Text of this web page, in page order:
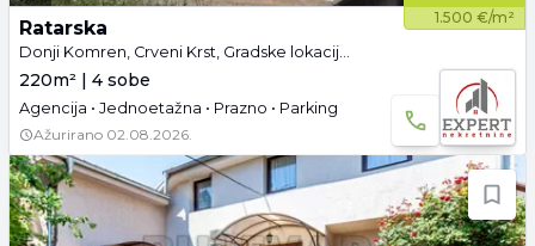
1.500 €/m²
Ratarska
Donji Komren, Crveni Krst, Gradske lokacije, Niš
220m² | 4 sobe
Agencija • Jednoetažna • Prazno • Parking
Ažurirano 02.08.2026.